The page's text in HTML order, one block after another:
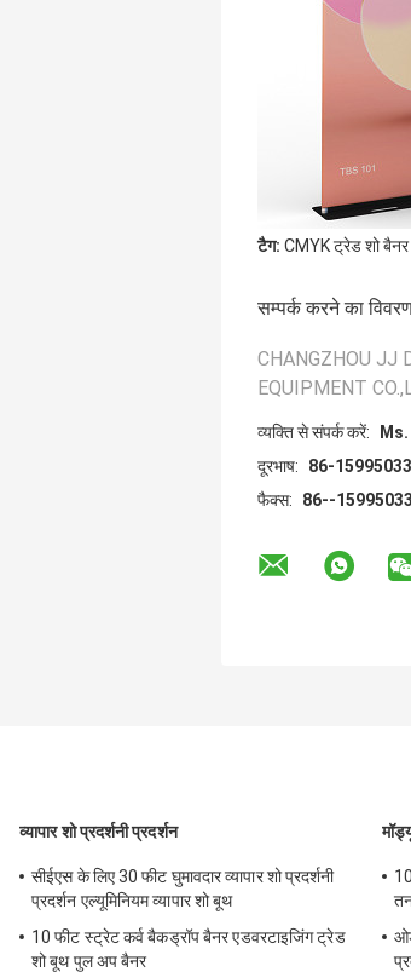
टैग: CMYK ट्रेड शो
सम्पर्क करने का
CHANGZHOU JJ
EQUIPMENT
व्यक्ति से संपर्क करें:
दूरभाष:
86-
फैक्स:
86--
व्यापार शो प्रदर्शनी प्रदर्शन
सीईएस के लिए 30 फीट घुमावदार व्यापार शो प्रदर्शनी
प्रदर्शन एल्यूमिनियम व्यापार शो बूथ
10 फीट स्ट्रेट कर्व बैकड्रॉप बैनर एडवरटाइजिंग ट्रेड
शो बूथ पुल अप बैनर